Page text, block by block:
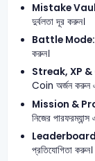
Mistake
দুর্বলতা দূর করুন।
Battle Mode:
করুন।
Streak, XP
Coin অর্জন করুন
Mission &
নিজের পারফরম্যান্স
প্রতিযোগিতা করুন।